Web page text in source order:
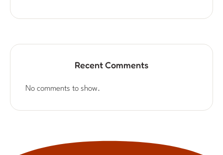
Recent Comments
No comments to show.